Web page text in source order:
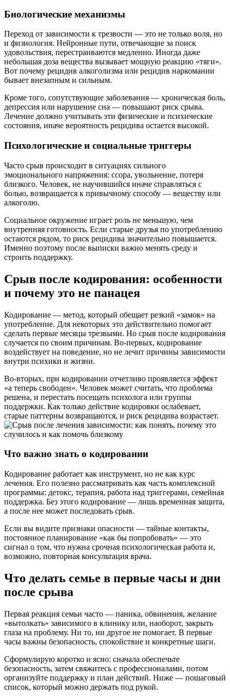
Биологические механизмы
Переход от зависимости к трезвости — это не только воля, но
и физиология. Нейронные пути, отвечающие за поиск
удовольствия, перестраиваются медленно. Иногда даже
небольшая доза вещества вызывает мощную реакцию «тяги».
Вот почему рецидив алкоголизма или рецидив наркомании
бывает внезапным и сильным.
Кроме того, сопутствующие заболевания — хроническая боль,
депрессия или нарушение сна — повышают риск срыва.
Лечение должно учитывать эти физические и психические
состояния, иначе вероятность рецидива остается высокой.
Психологические и социальные триггеры
Часто срыв происходит в ситуациях сильного
эмоционального напряжения: ссора, увольнение, потеря
близкого. Человек, не научившийся иначе справляться с
болью, возвращается к привычному способу — веществу или
алкоголю.
Социальное окружение играет роль не меньшую, чем
внутренняя готовность. Если старые друзья по употреблению
остаются рядом, то риск рецидива значительно повышается.
Именно поэтому после выписки важно менять среду и
строить поддержку.
Срыв после кодирования: особенности
и почему это не панацея
Кодирование — метод, который обещает резкий «замок» на
употребление. Для некоторых это действительно помогает
сделать первые месяцы трезвыми. Но срыв после кодирования
случается по своим причинам. Во-первых, кодирование
воздействует на поведение, но не лечит причины зависимости
внутри психики и жизни.
Во-вторых, при кодировании отчетливо проявляется эффект
«а теперь свободен». Человек может считать, что проблема
решена, и перестать посещать психолога или группы
поддержки. Как только действие кодировки ослабевает,
старые паттерны возвращаются, и риск рецидива возрастает.
Что важно знать о кодировании
Кодирование работает как инструмент, но не как курс
лечения. Его полезно рассматривать как часть комплексной
программы: детокс, терапия, работа над триггерами, семейная
поддержка. Без этого кодирование — лишь временная защита,
а после нее может последовать срыв.
Если вы видите признаки опасности — тайные контакты,
постоянное планирование «как бы попробовать» — это
сигнал о том, что нужна срочная психологическая работа и,
возможно, повторная консультация врача.
Что делать семье в первые часы и дни
после срыва
Первая реакция семьи часто — паника, обвинения, желание
«вытолкать» зависимого в клинику или, наоборот, закрыть
глаза на проблему. Ни то, ни другое не помогает. В первые
часы важны безопасность, спокойствие и конкретные шаги.
Сформулирую коротко и ясно: сначала обеспечьте
безопасность, затем свяжитесь с профессионалами, потом
организуйте поддержку и план действий. Ниже — пошаговый
список, который можно держать под рукой.